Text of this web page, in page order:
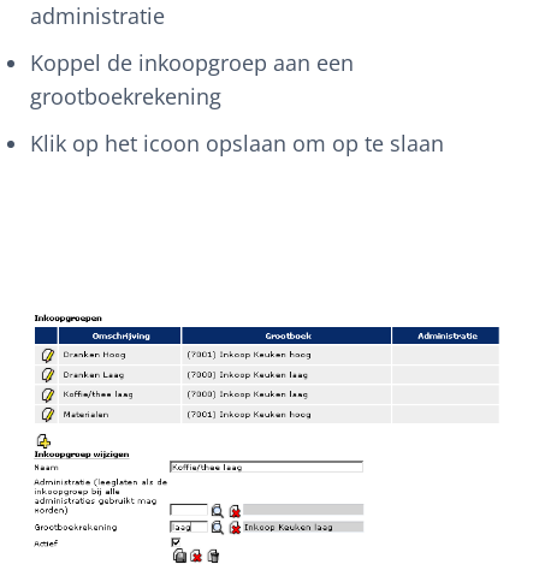
administratie
Koppel de inkoopgroep aan een
grootboekrekening
Klik op het icoon opslaan om op te slaan